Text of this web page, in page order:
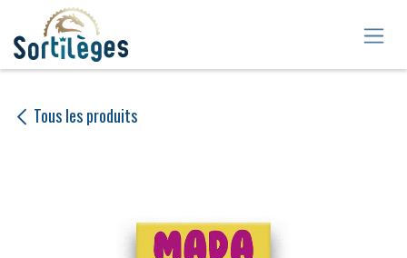
Se rendre au contenu
Tous les produits